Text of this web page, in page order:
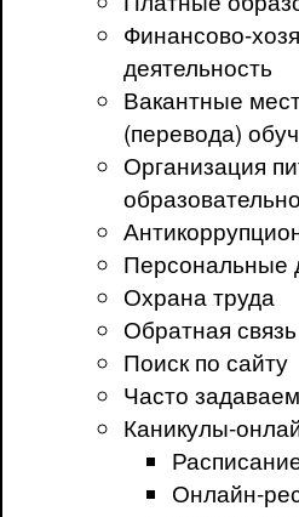
Финансово-
деятельность
Вакантные
(перевода)
Организация
Персональные
Охрана труда
Обратная связь
Поиск по сайту
Часто
Каникулы-
Онлайн-